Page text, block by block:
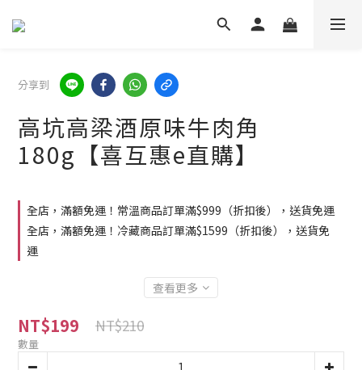
分享到
高坑高梁酒原味牛肉角
180g【喜互惠e直購】
全店，滿額免運！常溫商品訂單滿$999（折扣後），送貨免運
全店，滿額免運！冷藏商品訂單滿$1599（折扣後），送貨免
運
查看更多
NT$199 NT$210
數量